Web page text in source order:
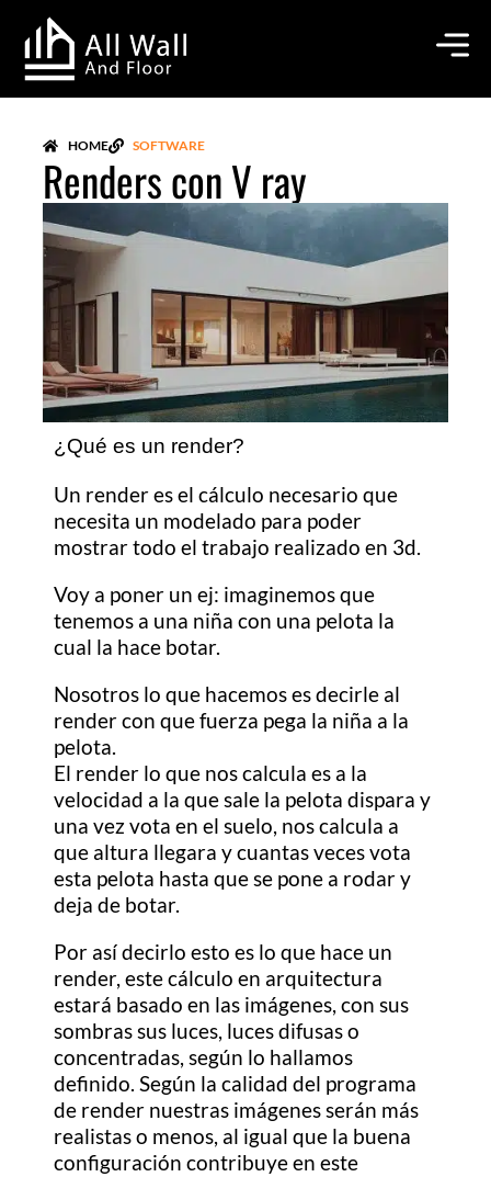
contenido
HOME SOFTWARE
Renders con V ray
¿Qué es un render?
Un render es el cálculo necesario que
necesita un modelado para poder
mostrar todo el trabajo realizado en 3d.
Voy a poner un ej: imaginemos que
tenemos a una niña con una pelota la
cual la hace botar.
Nosotros lo que hacemos es decirle al
render con que fuerza pega la niña a la
pelota.
El render lo que nos calcula es a la
velocidad a la que sale la pelota dispara y
una vez vota en el suelo, nos calcula a
que altura llegara y cuantas veces vota
esta pelota hasta que se pone a rodar y
deja de botar.
Por así decirlo esto es lo que hace un
render, este cálculo en arquitectura
estará basado en las imágenes, con sus
sombras sus luces, luces difusas o
concentradas, según lo hallamos
definido. Según la calidad del programa
de render nuestras imágenes serán más
realistas o menos, al igual que la buena
configuración contribuye en este